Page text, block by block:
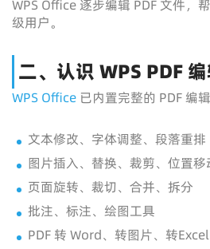
WPS Office 逐步编辑 PDF 文件，
级用户。
二、认识 WPS PDF
WPS Office 已内置完整的 PDF 编
文本修改、字体调整、段落重排
图片插入、替换、裁剪、位置移
页面旋转、裁切、合并、拆分
批注、标注、绘图工具
PDF 转 Word、转图片、转Excel